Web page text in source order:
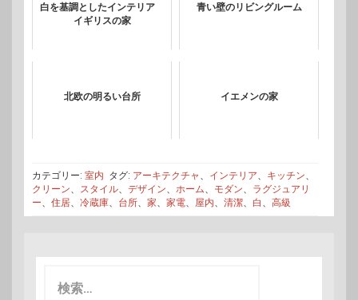
白を基調としたインテリア
イギリスの家
青い壁のリビングルーム
北欧の明るい台所 イエメンの家
カテゴリー: 室内 タグ: アーキテクチャ 、 インテリア、 キッチン、
クリーン、 スタイル、 デザイン、 ホーム、 モダン、 ラグジュアリ
ー、 住居、 冷蔵庫、 台所、 家、 家電、 屋内、 清潔、 白 、 高級